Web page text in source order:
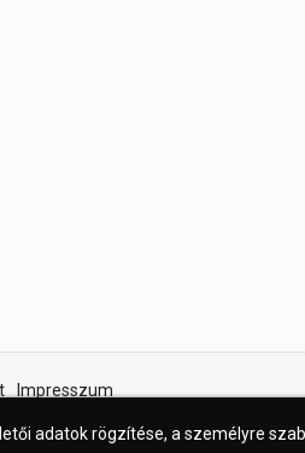
Impresszum
adatok rögzítése, a személyre